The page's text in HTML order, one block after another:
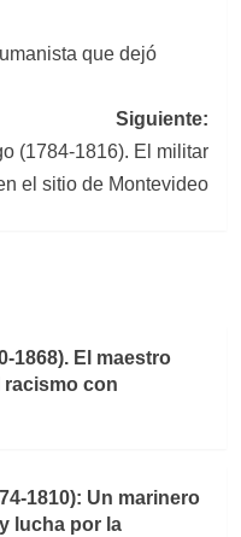
que dejó
Siguiente:
(1784-1816). El militar
el sitio de Montevideo
1868). El maestro
con
1810): Un marinero
lucha por la